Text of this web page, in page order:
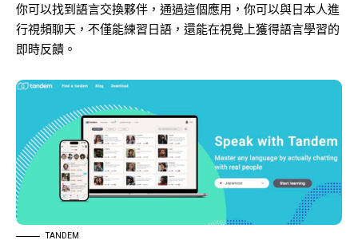
你可以找到語言交換夥伴，通過這個應用，你可以與日本人進
行視頻聊天，不僅能練習日語，還能在視覺上獲得語言學習的
即時反饋。
TANDEM